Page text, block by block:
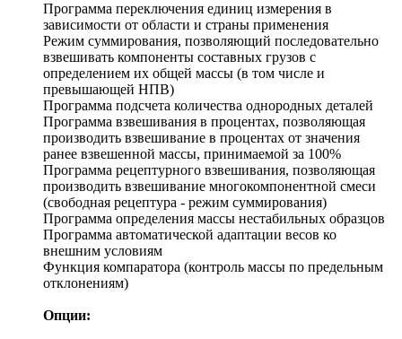
Программа переключения единиц измерения в
зависимости от области и страны применения
Режим суммирования, позволяющий последовательно
взвешивать компоненты составных грузов с
определением их общей массы (в том числе и
превышающей НПВ)
Программа подсчета количества однородных деталей
Программа взвешивания в процентах, позволяющая
производить взвешивание в процентах от значения
ранее взвешенной массы, принимаемой за 100%
Программа рецептурного взвешивания, позволяющая
производить взвешивание многокомпонентной смеси
(свободная рецептура - режим суммирования)
Программа определения массы нестабильных образцов
Программа автоматической адаптации весов ко
внешним условиям
Функция компаратора (контроль массы по предельным
отклонениям)
Опции: